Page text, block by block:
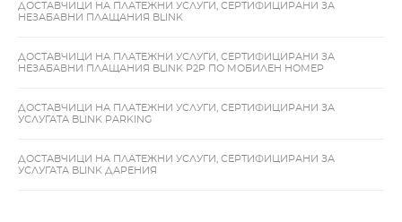
ДОСТАВЧИЦИ НА ПЛАТЕЖНИ УСЛУГИ, СЕРТИФИЦИРАНИ ЗА
НЕЗАБАВНИ ПЛАЩАНИЯ BLINK
ДОСТАВЧИЦИ НА ПЛАТЕЖНИ УСЛУГИ, СЕРТИФИЦИРАНИ ЗА
НЕЗАБАВНИ ПЛАЩАНИЯ BLINK P2P ПО МОБИЛЕН НОМЕР
ДОСТАВЧИЦИ НА ПЛАТЕЖНИ УСЛУГИ, СЕРТИФИЦИРАНИ ЗА
УСЛУГАТА BLINK PARKING
ДОСТАВЧИЦИ НА ПЛАТЕЖНИ УСЛУГИ, СЕРТИФИЦИРАНИ ЗА
УСЛУГАТА BLINK ДАРЕНИЯ